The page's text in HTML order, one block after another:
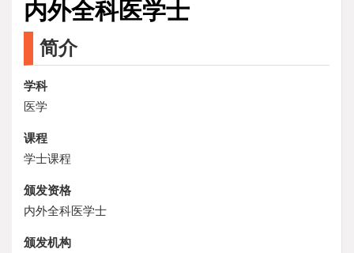
内外全科医学士
简介
学科
医学
课程
学士课程
颁发资格
内外全科医学士
颁发机构